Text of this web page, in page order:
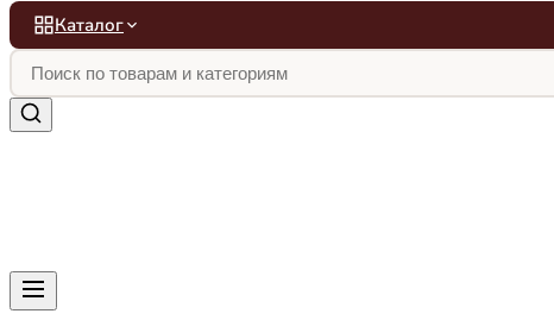
Каталог